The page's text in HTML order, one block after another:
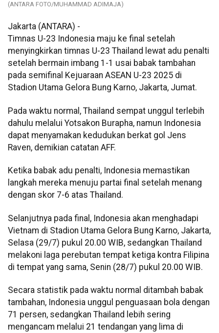
(ANTARA FOTO/MUHAMMAD ADIMAJA)
Jakarta (ANTARA) -
Timnas U-23 Indonesia maju ke final setelah
menyingkirkan timnas U-23 Thailand lewat adu penalti
setelah bermain imbang 1-1 usai babak tambahan
pada semifinal Kejuaraan ASEAN U-23 2025 di
Stadion Utama Gelora Bung Karno, Jakarta, Jumat.
Pada waktu normal, Thailand sempat unggul terlebih
dahulu melalui Yotsakon Burapha, namun Indonesia
dapat menyamakan kedudukan berkat gol Jens
Raven, demikian catatan AFF.
Ketika babak adu penalti, Indonesia memastikan
langkah mereka menuju partai final setelah menang
dengan skor 7-6 atas Thailand.
Selanjutnya pada final, Indonesia akan menghadapi
Vietnam di Stadion Utama Gelora Bung Karno, Jakarta,
Selasa (29/7) pukul 20.00 WIB, sedangkan Thailand
melakoni laga perebutan tempat ketiga kontra Filipina
di tempat yang sama, Senin (28/7) pukul 20.00 WIB.
Secara statistik pada waktu normal ditambah babak
tambahan, Indonesia unggul penguasaan bola dengan
71 persen, sedangkan Thailand lebih sering
mengancam melalui 21 tendangan yang lima di